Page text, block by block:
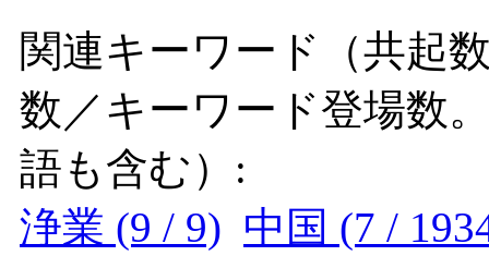
関連キーワード（共起
数／キーワード登場数
語も含む）:
浄業 (9 / 9) 中国 (7 /